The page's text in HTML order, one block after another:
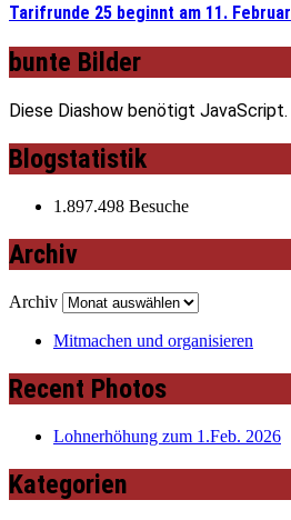
Tarifrunde 25 beginnt am 11. Februar
bunte Bilder
Diese Diashow benötigt JavaScript.
Blogstatistik
1.897.498 Besuche
Archiv
Archiv
Mitmachen und organisieren
Recent Photos
Lohnerhöhung zum 1.Feb. 2026
Kategorien